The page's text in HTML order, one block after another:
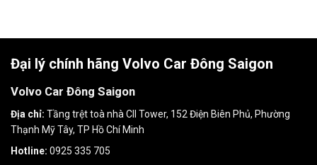
Đại lý chính hãng Volvo Car Đông Saigon
Volvo Car Đông Saigon
Địa chỉ: Tầng trệt toà nhà CII Tower, 152 Điện Biên Phủ, Phường
Thạnh Mỹ Tây, TP Hồ Chí Minh
Hotline: 0925 335 705